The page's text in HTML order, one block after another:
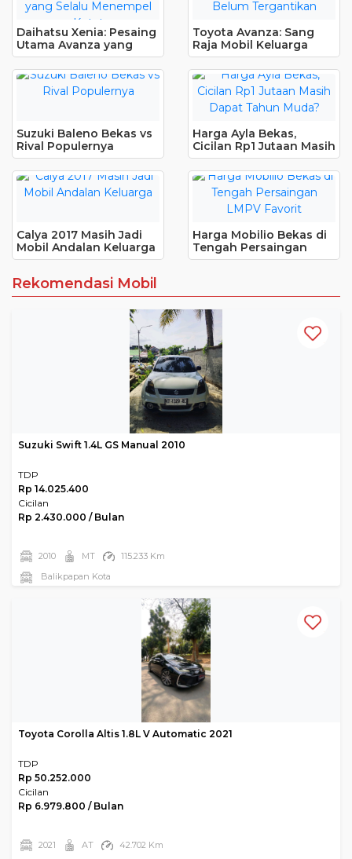
Daihatsu Xenia: Pesaing
Utama Avanza yang
Selalu Menempel Ketat
Toyota Avanza: Sang
Raja Mobil Keluarga
yang Belum Tergantikan
Suzuki Baleno Bekas vs
Rival Populernya
Harga Ayla Bekas,
Cicilan Rp1 Jutaan Masih
Dapat Tahun Muda?
Calya 2017 Masih Jadi
Mobil Andalan Keluarga
Harga Mobilio Bekas di
Tengah Persaingan
LMPV Favorit
Rekomendasi Mobil
Suzuki Swift 1.4L GS Manual 2010
TDP
Rp 14.025.400
Cicilan
Rp 2.430.000 / Bulan
2010 MT
115.233 Km
Balikpapan Kota
Toyota Corolla Altis 1.8L V Automatic 2021
TDP
Rp 50.252.000
Cicilan
Rp 6.979.800 / Bulan
2021 AT
42.702 Km